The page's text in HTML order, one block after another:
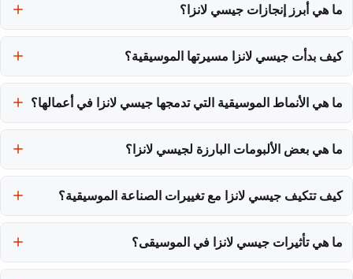
الفريد في الموسيقى الإلكترونية الحديثة.
ما هي أبرز إنجازات جيسي لانزا؟
لجائزة بولاريس الموسيقية، وظهورها في قوائم نهاية العام من Pitchfork.
كيف بدأت جيسي لانزا مسيرتها الموسيقية؟
جانيت جاكسون وميسي إليوت، مما ساعد في تشكيل رؤيتها الفنية.
ما هي الأنماط الموسيقية التي تدمجها جيسي لانزا في أعمالها؟
الفانك ونسيجات إلكترونية معقدة.
ما هي بعض الألبومات البارزة لجيسي لانزا؟
لا' (2016)، و'هذيان الحب' (2023).
كيف تتكيف جيسي لانزا مع تغييرات الصناعة الموسيقية؟
كما أنها تستخدم منصات مثل هايبر داب لدعم حرية إبداعها.
ما هي تأثيرات جيسي لانزا في الموسيقى؟